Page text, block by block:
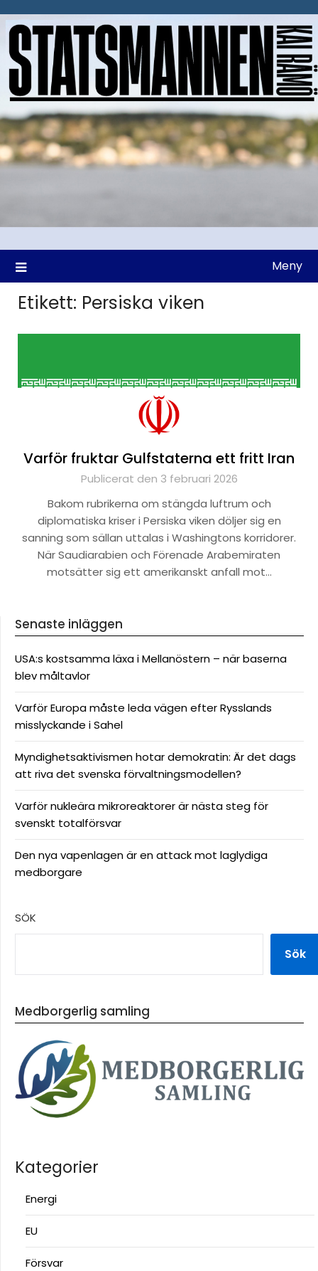
till
Meny
Etikett: Persiska viken
Varför fruktar Gulfstaterna ett fritt Iran
Publicerat den 3 februari 2026
Bakom rubrikerna om stängda luftrum och
diplomatiska kriser i Persiska viken döljer sig en
sanning som sällan uttalas i Washingtons korridorer.
När Saudiarabien och Förenade Arabemiraten
motsätter sig ett amerikanskt anfall mot…
Senaste inläggen
USA:s kostsamma läxa i Mellanöstern – när baserna
blev måltavlor
Varför Europa måste leda vägen efter Rysslands
misslyckande i Sahel
Myndighetsaktivismen hotar demokratin: Är det dags
att riva det svenska förvaltningsmodellen?
Varför nukleära mikroreaktorer är nästa steg för
svenskt totalförsvar
Den nya vapenlagen är en attack mot laglydiga
medborgare
SÖK
Sök
Medborgerlig samling
Kategorier
Energi
EU
Försvar